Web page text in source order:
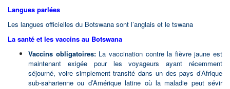
Langues parlées
Les langues officielles du Botswana sont l’anglais et le tswana
La santé et les vaccins au Botswana
Vaccins obligatoires: La vaccination contre la fièvre jaune est
maintenant exigée pour les voyageurs ayant récemment
séjourné, voire simplement transité dans un des pays d’Afrique
sub-saharienne ou d’Amérique latine où la maladie peut sévir